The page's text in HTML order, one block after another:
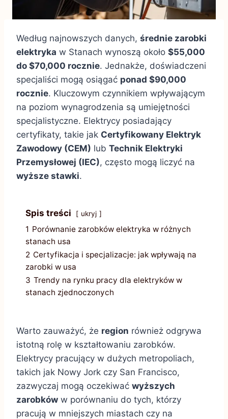
Według najnowszych danych, średnie zarobki
elektryka w Stanach wynoszą około $55,000
do $70,000 rocznie. Jednakże, doświadczeni
specjaliści mogą osiągać ponad $90,000
rocznie. Kluczowym czynnikiem wpływającym
na poziom wynagrodzenia są umiejętności
specjalistyczne. Elektrycy posiadający
certyfikaty, takie jak Certyfikowany Elektryk
Zawodowy (CEM) lub Technik Elektryki
Przemysłowej (IEC), często mogą liczyć na
wyższe stawki.
Spis treści ukryj
1 Porównanie zarobków elektryka w różnych
stanach usa
2 Certyfikacja i specjalizacje: jak wpływają na
zarobki w usa
3 Trendy na rynku pracy dla elektryków w
stanach zjednoczonych
Warto zauważyć, że region również odgrywa
istotną rolę w kształtowaniu zarobków.
Elektrycy pracujący w dużych metropoliach,
takich jak Nowy Jork czy San Francisco,
zazwyczaj mogą oczekiwać wyższych
zarobków w porównaniu do tych, którzy
pracują w mniejszych miastach czy na